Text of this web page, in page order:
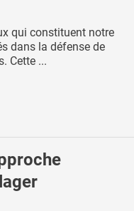
qui constituent notre
dans la défense de
Cette ...